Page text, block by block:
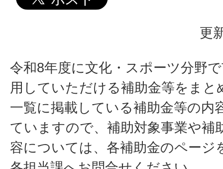
更
令和8年度に文化・スポーツ分野
用していただける補助金等をまと
一覧に掲載している補助金等の内
ていますので、補助対象事業や補
容については、各補助金のページ